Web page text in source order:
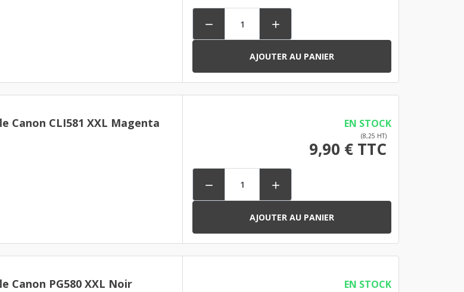
 
AJOUTER AU PANIER
Canon CLI581 XXL Magenta EN STOCK
(8,25 HT)
9,90 € TTC
 
AJOUTER AU PANIER
Canon PG580 XXL Noir EN STOCK